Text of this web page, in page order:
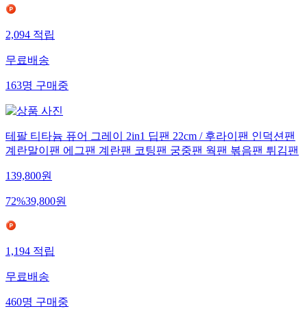
2,094적립
무료배송
163명구매중
테팔 티타늄 퓨어 그레이 2in1 딥팬 22cm / 후라이팬 인덕션팬
계란말이팬 에그팬 계란팬 코팅팬 궁중팬 웍팬 볶음팬 튀김팬
139,800원
72%39,800원
1,194적립
무료배송
460명구매중